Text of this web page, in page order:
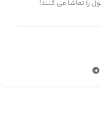
را تماشا می کنند!